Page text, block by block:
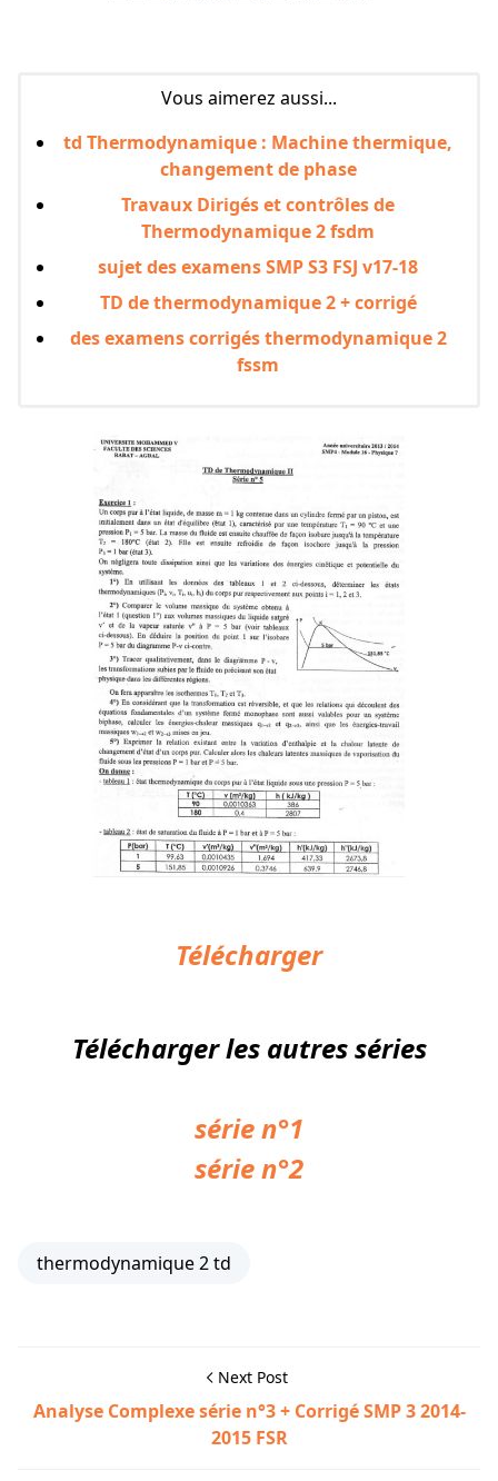
Vous aimerez aussi...
td Thermodynamique : Machine thermique,
changement de phase
Travaux Dirigés et contrôles de
Thermodynamique 2 fsdm
sujet des examens SMP S3 FSJ v17-18
TD de thermodynamique 2 + corrigé
des examens corrigés thermodynamique 2
fssm
Télécharger
Télécharger les autresséries
série n°1
série n°2
thermodynamique 2 td
Next Post
Analyse Complexe série n°3 + Corrigé SMP 3 2014-
2015 FSR